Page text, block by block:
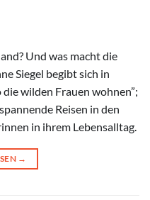
Und was macht die
Siegel begibt sich in
wilden Frauen wohnen”;
Reisen in den
in ihrem Lebensalltag.
→